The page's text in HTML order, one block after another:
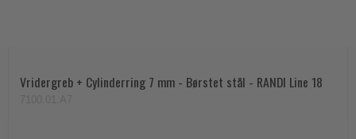
Vridergreb + Cylinderring 7 mm - Børstet stål - RANDI Line 18